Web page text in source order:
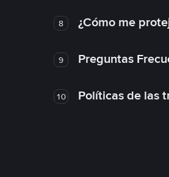
8 ¿Cómo me
9 Preguntas
10 Políticas de las